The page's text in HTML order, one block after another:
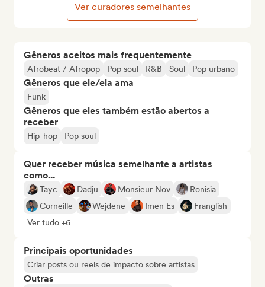
Gêneros aceitos mais frequentemente
Afrobeat / Afropop Pop soul R&B Soul Pop urbano
Gêneros que ele/ela ama
Funk
Gêneros que eles também estão abertos a
receber
Hip-hop Pop soul
Quer receber música semelhante a artistas
como...
Tayc Dadju Monsieur Nov
Ronisia
Corneille
Wejdene Imen Es
Franglish
Ver tudo +6
Principais oportunidades
Criar posts ou reels de impacto sobre artistas
Outras
Ver curadores semelhantes